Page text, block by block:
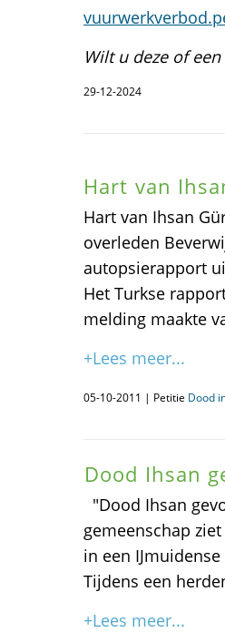
Wilt u deze of
29-12-2024
Hart van
Hart van Ihsan
overleden
autopsierapport
Het Turkse
melding maakte
+Lees meer...
05-10-2011 | Petitie Dood
Dood Ihsan
"Dood Ihsan
gemeenschap
in een
Tijdens een
+Lees meer...